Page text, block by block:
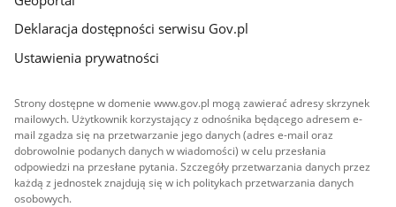
Deklaracja dostępności serwisu Gov.pl
Ustawienia prywatności
Strony dostępne w domenie www.gov.pl mogą zawierać adresy skrzynek
mailowych. Użytkownik korzystający z odnośnika będącego adresem e-
mail zgadza się na przetwarzanie jego danych (adres e-mail oraz
dobrowolnie podanych danych w wiadomości) w celu przesłania
odpowiedzi na przesłane pytania. Szczegóły przetwarzania danych przez
każdą z jednostek znajdują się w ich politykach przetwarzania danych
osobowych.